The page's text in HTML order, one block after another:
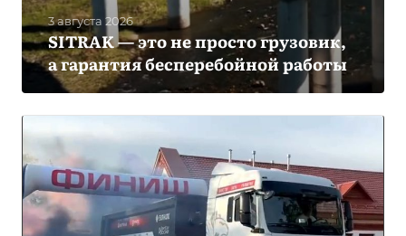
SITRAK — это не просто грузовик,
а гарантия бесперебойной работы
3 августа 2026